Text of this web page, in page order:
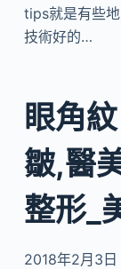
tips就是有些
技術好的…
眼角
皺,醫
整形_
2018年2月3日